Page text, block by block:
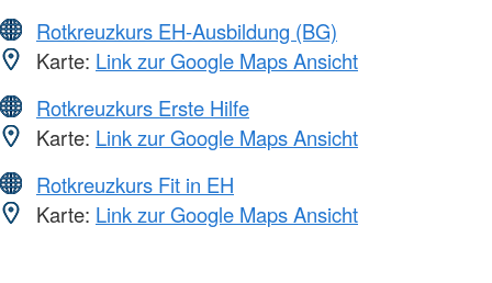
Rotkreuzkurs EH-Ausbildung (BG)
Karte: Link zur Google Maps Ansicht
Rotkreuzkurs Erste Hilfe
Karte: Link zur Google Maps Ansicht
Rotkreuzkurs Fit in EH
Karte: Link zur Google Maps Ansicht